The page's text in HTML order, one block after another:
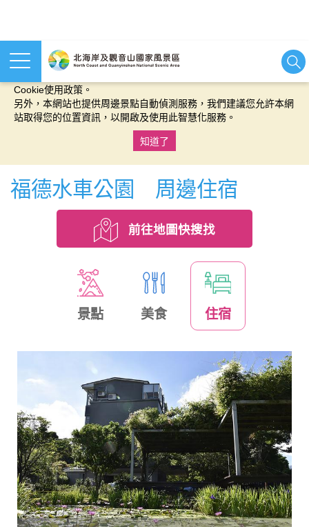
本網站使用cookies等相關技術以持續優化網站服務，並有助於為
Cookie使用政策。
另外，本網站也提供周邊景點自動偵測服務，我們建議您允許本網
站取得您的位置資訊，以開啟及使用此智慧化服務。
知道了
福德水車公園 周邊住宿
前往地圖快搜找
景點 美食 住宿